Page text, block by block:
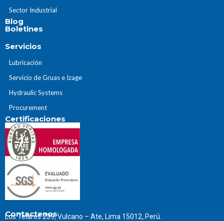
Sector Industrial
Blog
Boletines
Servicios
Lubricación
Servicio de Gruas e Izage
Hydraulic Systems
Procurement
Certificaciones
Contactenos
Los Telares 239, Vulcano – Ate, Lima 15012, Perú.